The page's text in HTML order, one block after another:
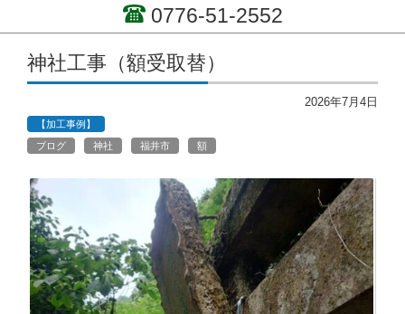
0776-51-2552
コンテンツに移動
神社工事（額受取替）
2026年7月4日
【加工事例】
ブログ
神社 福井市 額